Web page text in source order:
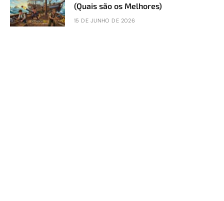
(Quais são os Melhores)
15 DE JUNHO DE 2026